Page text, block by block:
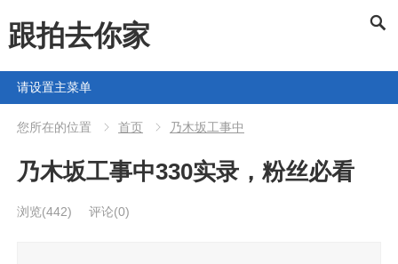
跟拍去你家
请设置主菜单
您所在的位置 首页 乃木坂工事中
乃木坂工事中330实录，粉丝必看
浏览(442) 评论(0)